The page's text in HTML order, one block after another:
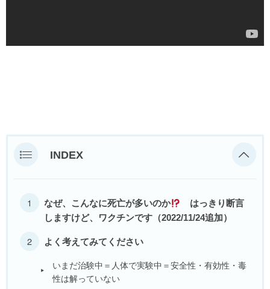
INDEX
なぜ、こんなに死亡が多いのか
はっきり断言
しますけど、ワクチンです（2022/11/24追加）
よく考えてみてください
いまだ治験中＝人体で実験中＝安全性・有効性・毒
性は解っていない